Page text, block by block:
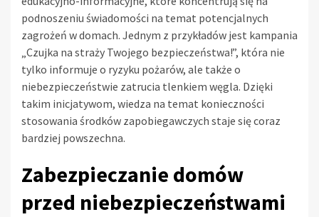
podnoszeniu świadomości na temat potencjalnych
zagrożeń w domach. Jednym z przykładów jest kampania
„Czujka na straży Twojego bezpieczeństwa!”, która nie
tylko informuje o ryzyku pożarów, ale także o
niebezpieczeństwie zatrucia tlenkiem węgla. Dzięki
takim inicjatywom, wiedza na temat konieczności
stosowania środków zapobiegawczych staje się coraz
bardziej powszechna.
Zabezpieczanie domów
przed niebezpieczeństwami